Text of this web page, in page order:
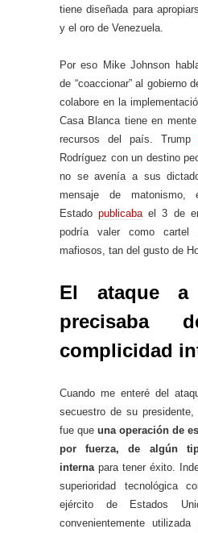
tiene diseñada para
y el oro de Venezuela.
Por eso Mike Johnson
de “coaccionar” al gobierno
colabore en la
Casa Blanca tiene en
recursos del país. Trump
Rodríguez con un destino
no se avenía a sus
mensaje de matonismo,
Estadopublicaba el 3 de
podría valer como
mafiosos, tan del gusto de
El ataque a
precisaba
complicidad
Cuando me enteré del
secuestro de su
fue que una operación de
por fuerza, de algún
interna para tener éxito.
superioridad tecnológica
ejército de Estados
convenientemente utilizada